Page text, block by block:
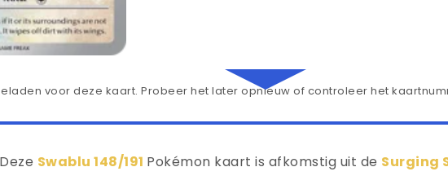
voor deze kaart. Probeer het later opnieuw of controleer het
Deze Swablu 148/191 Pokémon kaart is afkomstig uit de Surging